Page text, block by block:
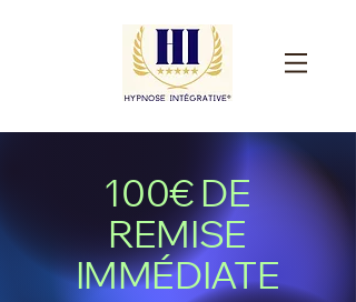
100€ DE
REMISE
IMMÉDIATE